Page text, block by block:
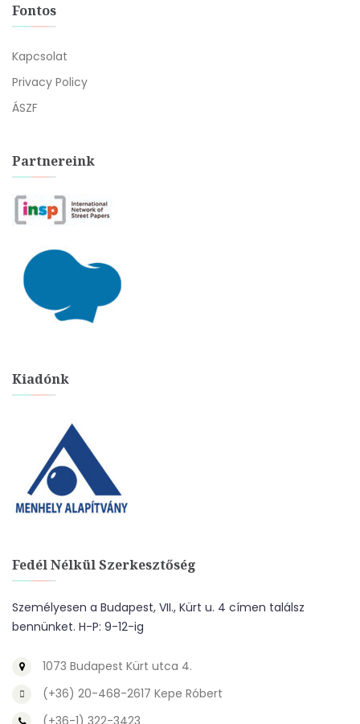
Fontos
Kapcsolat
Privacy Policy
ÁSZF
Partnereink
Kiadónk
Fedél Nélkül Szerkesztőség
Személyesen a Budapest, VII., Kürt u. 4 címen találsz
bennünket. H-P: 9-12-ig
1073 Budapest Kürt utca 4.
(+36) 20-468-2617 Kepe Róbert
(+36-1) 322-3423